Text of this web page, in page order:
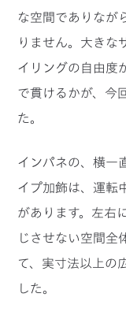
な空間でありなが
りません。大きな
イリングの自由度
で貫けるかが、今
た。
インパネの、横一
イプ加飾は、運転
があります。左右
じさせない空間全
て、実寸法以上の
した。